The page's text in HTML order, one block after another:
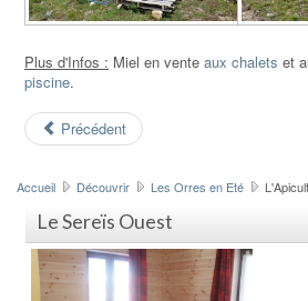
Plus d'Infos : Miel en vente aux chalets et
piscine.
Précédent
Accueil Découvrir Les Orres en Eté
Le Sereïs Ouest